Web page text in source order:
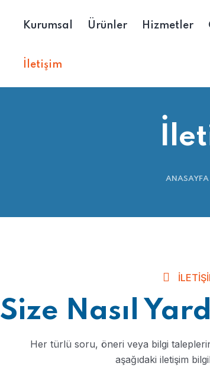
Kurumsal Ürünler Hizmetler
İletişim
ANASAYFA
Size Nasıl
Her türlü soru, öneri veya bilgi
aşağıdaki iletişim